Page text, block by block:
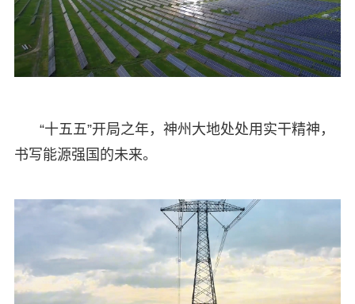
“十五五”开局之年，神州大地处处用实干精神，
书写能源强国的未来。